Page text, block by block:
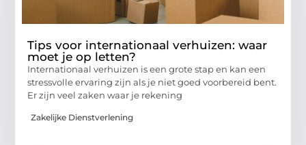
Tips voor internationaal verhuizen: waar
moet je op letten?
Internationaal verhuizen is een grote stap en kan een
stressvolle ervaring zijn als je niet goed voorbereid bent.
Er zijn veel zaken waar je rekening
Zakelijke Dienstverlening